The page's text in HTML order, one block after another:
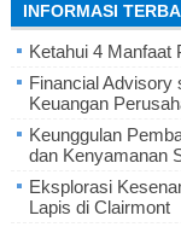
INFORMASI
Ketahui 4 Manfaat
Financial Advisory
Keuangan
Keunggulan
dan Kenyamanan
Eksplorasi
Lapis di Clairmont